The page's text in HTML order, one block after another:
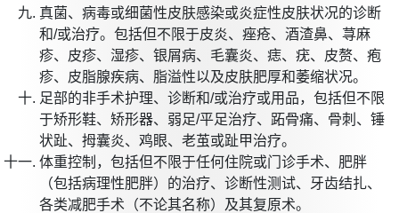
真菌、病毒或细菌性皮肤感染或炎症性皮肤状况的诊断
和/或治疗。包括但不限于皮炎、痤疮、酒渣鼻、荨麻
疹、皮疹、湿疹、银屑病、毛囊炎、痣、疣、皮赘、疱
疹、皮脂腺疾病、脂溢性以及皮肤肥厚和萎缩状况。
足部的非手术护理、诊断和/或治疗或用品，包括但不限
于矫形鞋、矫形器、弱足/平足治疗、跖骨痛、骨刺、锤
状趾、拇囊炎、鸡眼、老茧或趾甲治疗。
体重控制，包括但不限于任何住院或门诊手术、肥胖
（包括病理性肥胖）的治疗、诊断性测试、牙齿结扎、
各类减肥手术（不论其名称）及其复原术。